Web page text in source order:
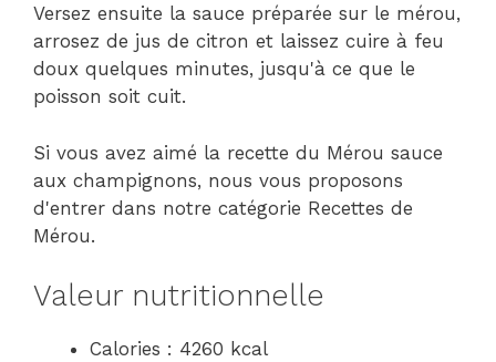
Versez ensuite la sauce préparée sur le mérou,
arrosez de jus de citron et laissez cuire à feu
doux quelques minutes, jusqu'à ce que le
poisson soit cuit.
Si vous avez aimé la recette du Mérou sauce
aux champignons, nous vous proposons
d'entrer dans notre catégorie Recettes de
Mérou.
Valeur nutritionnelle
Calories : 4260 kcal